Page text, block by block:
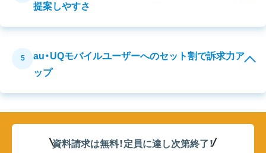
提案しやすさ
5
au・UQモバイルユーザーへのセット割で訴求力ア
ップ
資料請求は無料！定員に達し次第終了！